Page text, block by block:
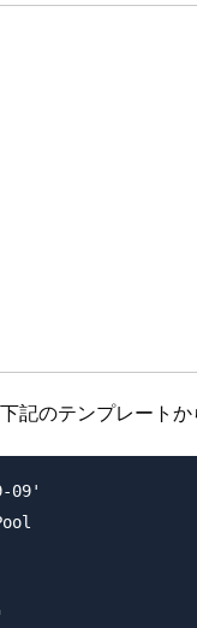
記のテンプレートか
09'